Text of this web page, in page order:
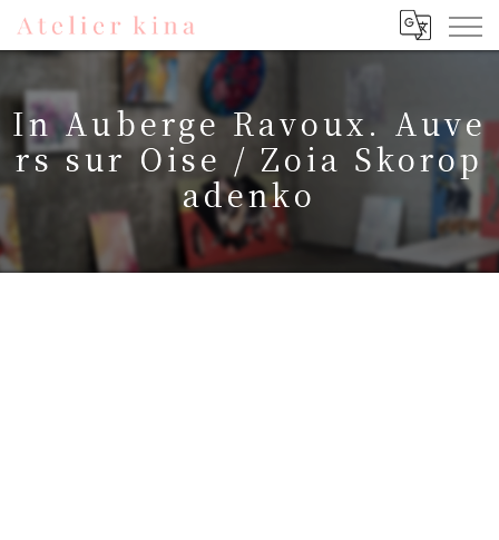
In Auberge Ravoux. Auve
rs sur Oise / Zoia Skorop
adenko